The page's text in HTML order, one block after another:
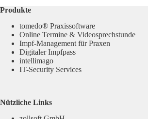
Produkte
tomedo® Praxissoftware
Online Termine & Videosprechstunde
Impf-Management für Praxen
Digitaler Impfpass
intellimago
IT-Security Services
Nützliche Links